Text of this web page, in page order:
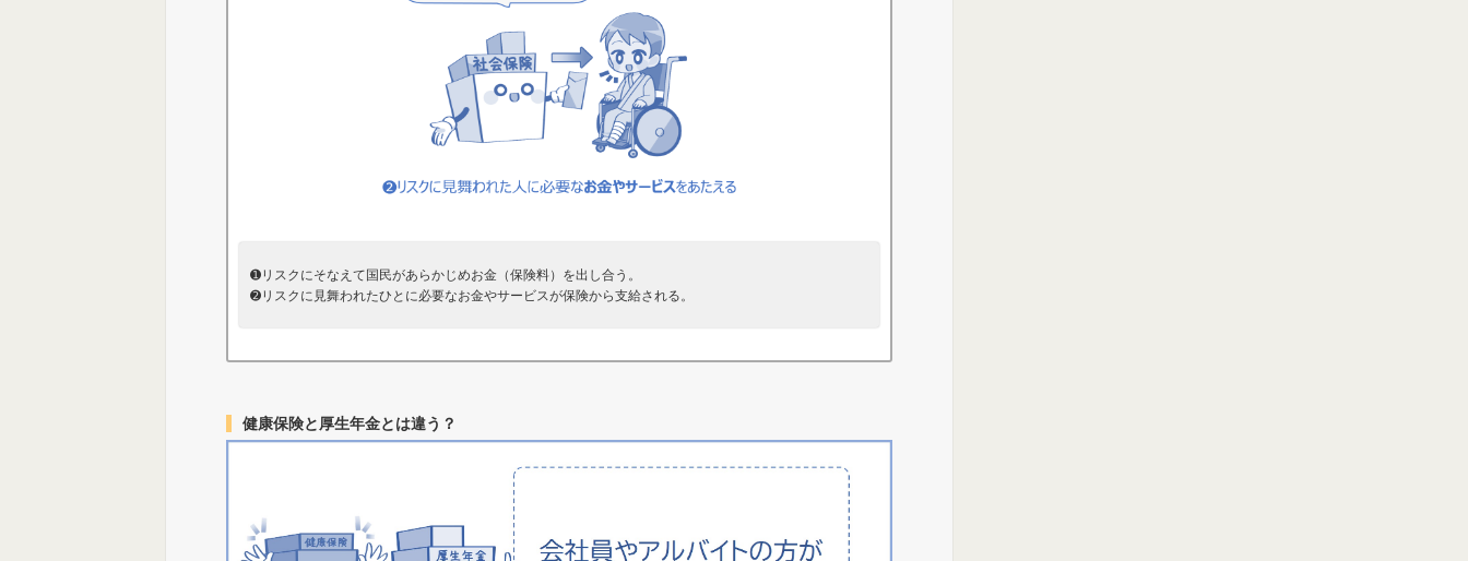
➊リスクにそなえて国民があらかじめお金（保険料）を出し合う。
➋リスクに見舞われたひとに必要なお金やサービスが保険から支給される。
健康保険と厚生年金とは違う？